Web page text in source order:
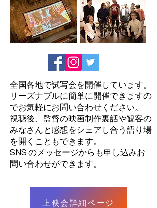
全国各地で試写会を開催しています。
​リーズナブルに簡単に開催できますの
でお気軽にお問い合わせください。
視聴後、監督の映画制作裏話や観客の
みなさんと感想をシェアし合う語り場
を開くこともできます。​
​SNS のメッセージからも申し込みお
問い合わせができます。
上映会詳細ページ